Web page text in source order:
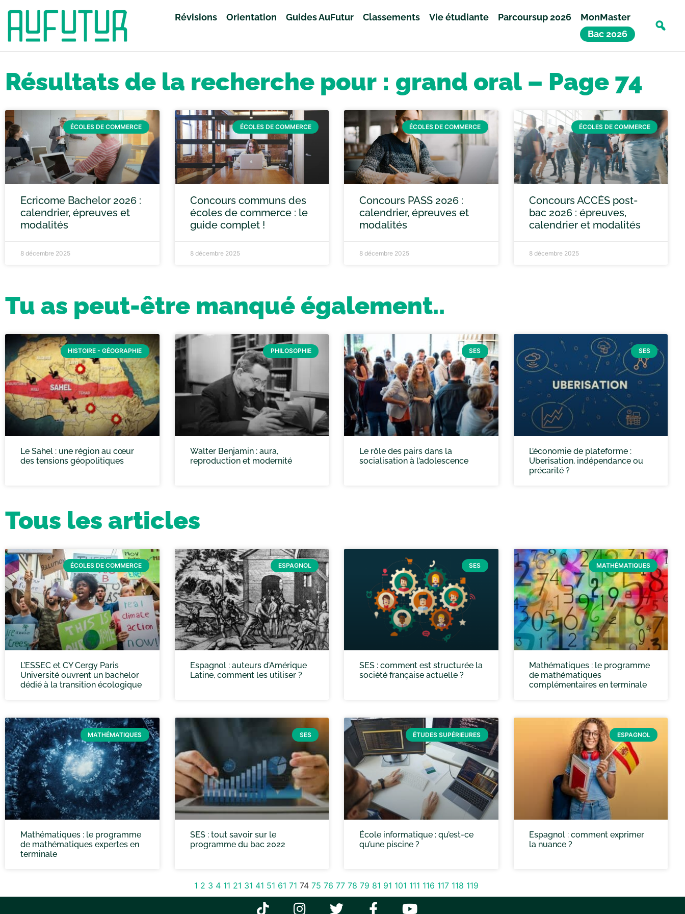
Révisions Orientation Guides AuFutur Classements Vie étudiante Parcoursup 2026
MonMaster
Bac 2026
Résultats de la recherche pour : grand oral – Page 74
ÉCOLES DE COMMERCE
Ecricome Bachelor 2026 :
calendrier, épreuves et
modalités
8 décembre 2025
ÉCOLES DE COMMERCE
Concours communs des
écoles de commerce : le
guide complet !
8 décembre 2025
ÉCOLES DE COMMERCE
Concours PASS 2026 :
calendrier, épreuves et
modalités
8 décembre 2025
ÉCOLES DE COMMERCE
Concours ACCÈS post-
bac 2026 : épreuves,
calendrier et modalités
8 décembre 2025
Tu as peut-être manqué également..
HISTOIRE - GÉOGRAPHIE
Le Sahel : une région au cœur
des tensions géopolitiques
PHILOSOPHIE
Walter Benjamin : aura,
reproduction et modernité
SES
Le rôle des pairs dans la
socialisation à l’adolescence
SES
L’économie de plateforme :
Uberisation, indépendance ou
précarité ?
Tous les articles
ÉCOLES DE COMMERCE
L’ESSEC et CY Cergy Paris
Université ouvrent un bachelor
dédié à la transition écologique
ESPAGNOL
Espagnol : auteurs d’Amérique
Latine, comment les utiliser ?
SES
SES : comment est structurée la
société française actuelle ?
MATHÉMATIQUES
Mathématiques : le programme
de mathématiques
complémentaires en terminale
MATHÉMATIQUES
Mathématiques : le programme
de mathématiques expertes en
terminale
SES
SES : tout savoir sur le
programme du bac 2022
ÉTUDES SUPÉRIEURES
École informatique : qu’est-ce
qu’une piscine ?
ESPAGNOL
Espagnol : comment exprimer
la nuance ?
1 2 3 4 11 21 31 41 51 61 71 74 75 76 77 78 79 81 91 101 111 116 117 118 119